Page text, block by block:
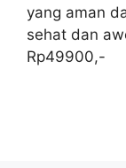
yang aman
sehat dan
Rp49900,-